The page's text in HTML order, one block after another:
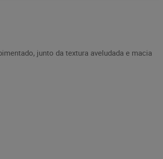
junto da textura aveludada e macia